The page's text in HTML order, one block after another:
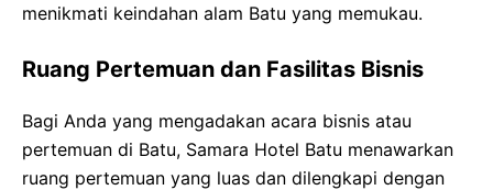
menikmati keindahan alam Batu yang memukau.
Ruang Pertemuan dan Fasilitas Bisnis
Bagi Anda yang mengadakan acara bisnis atau
pertemuan di Batu, Samara Hotel Batu menawarkan
ruang pertemuan yang luas dan dilengkapi dengan